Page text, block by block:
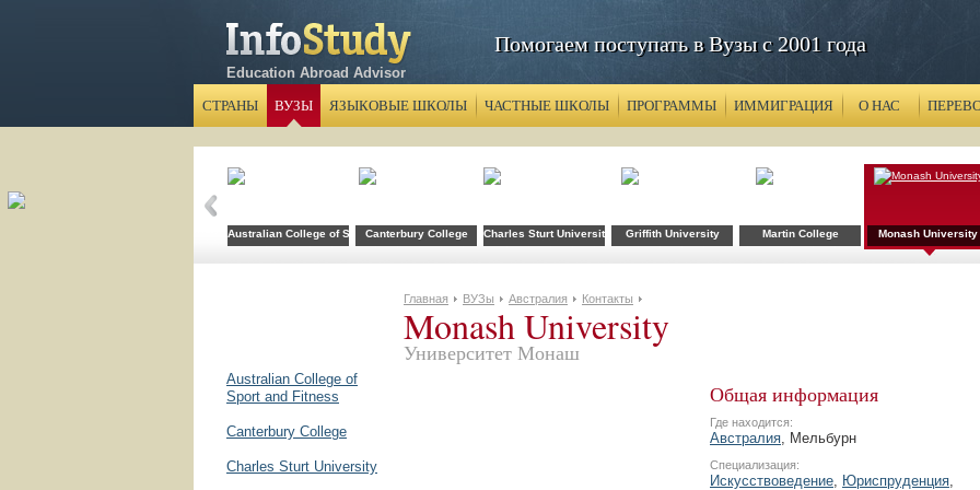
Education Abroad Advisor
Помогаем поступать в Вузы с 2001 года
СТРАНЫ ВУЗЫ ЯЗЫКОВЫЕ ШКОЛЫ ЧАСТНЫЕ ШКОЛЫ ПРОГРАММЫ ИММИГРАЦИЯ О НАС
Australian College of Sport and Fitness
Canterbury College Charles Sturt University Griffith University Martin College Monash University
Australian College of
Sport and Fitness
Canterbury College
Charles Sturt University
Главная ВУЗы Австралия Контакты
Monash University
Университет Монаш
Общая информация
Где находится:
Австралия, Мельбурн
Специализация:
Искусствоведение, Юриспруденция,